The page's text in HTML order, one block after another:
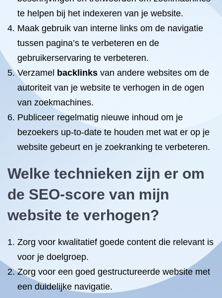
te helpen bij het indexeren van je website.
Maak gebruik van interne links om de navigatie
tussen pagina’s te verbeteren en de
gebruikerservaring te verbeteren.
Verzamel backlinks van andere websites om de
autoriteit van je website te verhogen in de ogen
van zoekmachines.
Publiceer regelmatig nieuwe inhoud om je
bezoekers up-to-date te houden met wat er op je
website gebeurt en je zoekranking te verbeteren.
Welke technieken zijn er om
de SEO-score van mijn
website te verhogen?
Zorg voor kwalitatief goede content die relevant is
voor je doelgroep.
Zorg voor een goed gestructureerde website met
een duidelijke navigatie.